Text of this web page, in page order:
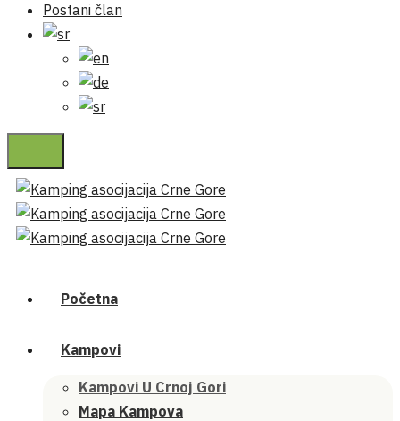
Postani član
Početna
Kampovi
Kampovi U Crnoj Gori
Mapa Kampova